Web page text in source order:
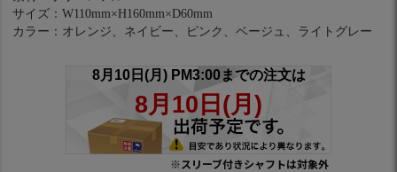
サイズ：W110mm×H160mm×D60mm
カラー：オレンジ、ネイビー、ピンク、ベージュ、ライトグレー
※スリーブ付きシャフトは対象外